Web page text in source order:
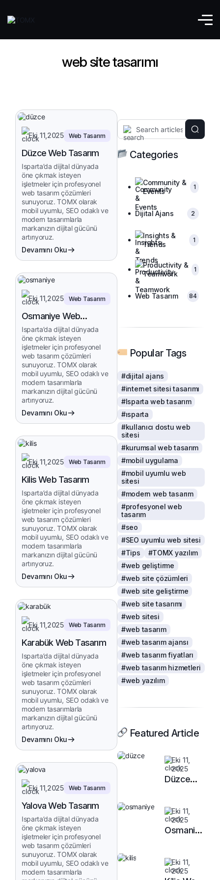
web site tasarımı
Eki 11,2025 Web Tasarım
Düzce Web Tasarım
Isparta’da dijital dünyada
öne çıkmak isteyen
işletmeler için profesyonel
web tasarım çözümleri
sunuyoruz. TOMX olarak
mobil uyumlu, SEO odaklı ve
modern tasarımlarla
markanızın dijital gücünü
artırıyoruz.
Devamını Oku
Eki 11,2025 Web Tasarım
Osmaniye Web
Tasarım
Isparta’da dijital dünyada
öne çıkmak isteyen
işletmeler için profesyonel
web tasarım çözümleri
sunuyoruz. TOMX olarak
mobil uyumlu, SEO odaklı ve
modern tasarımlarla
markanızın dijital gücünü
artırıyoruz.
Devamını Oku
Eki 11,2025 Web Tasarım
Kilis Web Tasarım
Isparta’da dijital dünyada
öne çıkmak isteyen
işletmeler için profesyonel
web tasarım çözümleri
sunuyoruz. TOMX olarak
mobil uyumlu, SEO odaklı ve
modern tasarımlarla
markanızın dijital gücünü
artırıyoruz.
Devamını Oku
Eki 11,2025 Web Tasarım
Karabük Web Tasarım
Isparta’da dijital dünyada
öne çıkmak isteyen
işletmeler için profesyonel
web tasarım çözümleri
sunuyoruz. TOMX olarak
mobil uyumlu, SEO odaklı ve
modern tasarımlarla
markanızın dijital gücünü
artırıyoruz.
Devamını Oku
Eki 11,2025 Web Tasarım
Yalova Web Tasarım
Isparta’da dijital dünyada
öne çıkmak isteyen
işletmeler için profesyonel
web tasarım çözümleri
sunuyoruz. TOMX olarak
mobil uyumlu, SEO odaklı ve
modern tasarımlarla
Categories
Community &
Events
1
Dijital Ajans 2
Insights &
Trends
1
Productivity &
Teamwork
1
Web Tasarım 84
Popular Tags
#dijital ajans
#internet sitesi tasarımı
#Isparta web tasarım
#ısparta
#kullanıcı dostu web
sitesi
#kurumsal web tasarım
#mobil uygulama
#mobil uyumlu web
sitesi
#modern web tasarım
#profesyonel web
tasarım
#seo
#SEO uyumlu web sitesi
#Tips
#TOMX yazılım
#web geliştirme
#web site çözümleri
#web site geliştirme
#web site tasarımı
#web sitesi
#web tasarım
#web tasarım ajansı
#web tasarım fiyatları
#web tasarım hizmetleri
#web yazılım
Featured Article
Eki 11,
2025
Düzce
Eki 11,
2025
Osmaniye
Eki 11,
2025